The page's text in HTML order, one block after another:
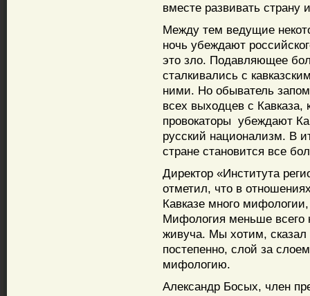
вместе развивать
Между тем ведущие
ночь убеждают
это зло. Подавляющее
сталкивались с
ними. Но обыватель
всех выходцев с Кавказа,
провокаторы убеждают
русский национализм. В
стране становится все
Директор «Института
отметил, что в
Кавказе много
Мифология меньше всего
живуча. Мы хотим,
постепенно, слой за
мифологию.
Александр Босых, член